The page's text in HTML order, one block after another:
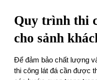
Quy trình thi
cho sảnh
Để đảm bảo chất lượng
thi công lát đá cần được